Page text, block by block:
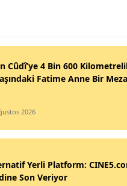
Cûdî’ye 4 Bin 600
Fatime Anne Bir
2026
Yerli Platform:
Son Veriyor